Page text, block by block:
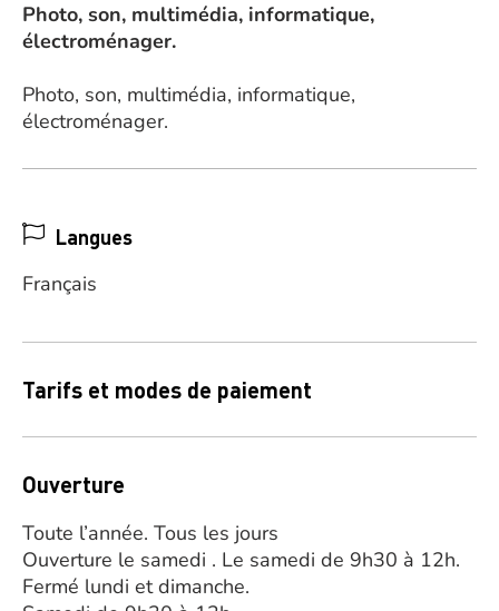
Photo, son, multimédia, informatique,
électroménager.
Photo, son, multimédia, informatique,
électroménager.
Langues
Français
Tarifs et modes de paiement
Ouverture
Toute l’année. Tous les jours
Ouverture le samedi . Le samedi de 9h30 à 12h.
Fermé lundi et dimanche.